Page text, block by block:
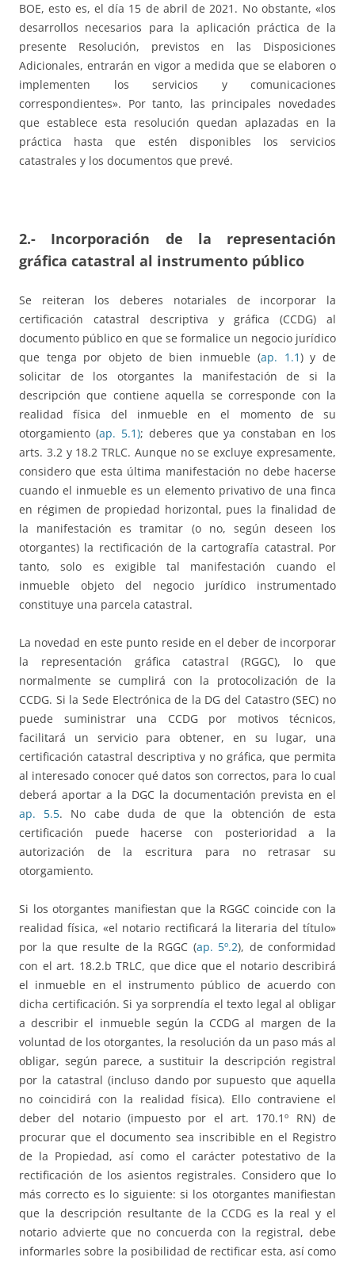
BOE, esto es, el día 15 de abril de 2021. No obstante, «los
desarrollos necesarios para la aplicación práctica de la
presente Resolución, previstos en las Disposiciones
Adicionales, entrarán en vigor a medida que se elaboren o
implementen los servicios y comunicaciones
correspondientes». Por tanto, las principales novedades
que establece esta resolución quedan aplazadas en la
práctica hasta que estén disponibles los servicios
catastrales y los documentos que prevé.
2.- Incorporación de la representación
gráfica catastral al instrumento público
Se reiteran los deberes notariales de incorporar la
certificación catastral descriptiva y gráfica (CCDG) al
documento público en que se formalice un negocio jurídico
que tenga por objeto de bien inmueble (ap. 1.1) y de
solicitar de los otorgantes la manifestación de si la
descripción que contiene aquella se corresponde con la
realidad física del inmueble en el momento de su
otorgamiento (ap. 5.1); deberes que ya constaban en los
arts. 3.2 y 18.2 TRLC. Aunque no se excluye expresamente,
considero que esta última manifestación no debe hacerse
cuando el inmueble es un elemento privativo de una finca
en régimen de propiedad horizontal, pues la finalidad de
la manifestación es tramitar (o no, según deseen los
otorgantes) la rectificación de la cartografía catastral. Por
tanto, solo es exigible tal manifestación cuando el
inmueble objeto del negocio jurídico instrumentado
constituye una parcela catastral.
La novedad en este punto reside en el deber de incorporar
la representación gráfica catastral (RGGC), lo que
normalmente se cumplirá con la protocolización de la
CCDG. Si la Sede Electrónica de la DG del Catastro (SEC) no
puede suministrar una CCDG por motivos técnicos,
facilitará un servicio para obtener, en su lugar, una
certificación catastral descriptiva y no gráfica, que permita
al interesado conocer qué datos son correctos, para lo cual
deberá aportar a la DGC la documentación prevista en el
ap. 5.5. No cabe duda de que la obtención de esta
certificación puede hacerse con posterioridad a la
autorización de la escritura para no retrasar su
otorgamiento.
Si los otorgantes manifiestan que la RGGC coincide con la
realidad física, «el notario rectificará la literaria del título»
por la que resulte de la RGGC (ap. 5º.2), de conformidad
con el art. 18.2.b TRLC, que dice que el notario describirá
el inmueble en el instrumento público de acuerdo con
dicha certificación. Si ya sorprendía el texto legal al obligar
a describir el inmueble según la CCDG al margen de la
voluntad de los otorgantes, la resolución da un paso más al
obligar, según parece, a sustituir la descripción registral
por la catastral (incluso dando por supuesto que aquella
no coincidirá con la realidad física). Ello contraviene el
deber del notario (impuesto por el art. 170.1º RN) de
procurar que el documento sea inscribible en el Registro
de la Propiedad, así como el carácter potestativo de la
rectificación de los asientos registrales. Considero que lo
más correcto es lo siguiente: si los otorgantes manifiestan
que la descripción resultante de la CCDG es la real y el
notario advierte que no concuerda con la registral, debe
informarles sobre la posibilidad de rectificar esta, así como